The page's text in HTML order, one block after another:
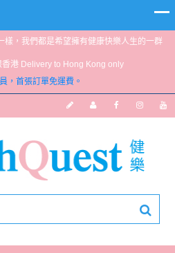
樣，我們都是希望擁有健康快樂人生的一群
港 Delivery to Hong Kong only
，首張訂單免運費。